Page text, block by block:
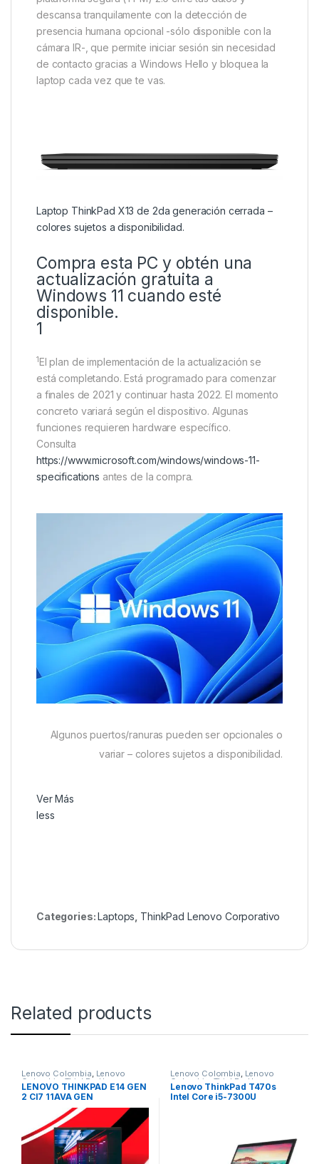
descansa tranquilamente con la detección de
presencia humana opcional -sólo disponible con la
cámara IR-, que permite iniciar sesión sin necesidad
de contacto gracias a Windows Hello y bloquea la
laptop cada vez que te vas.
Laptop ThinkPad X13 de 2da generación cerrada –
colores sujetos a disponibilidad.
Compra esta PC y obtén una
actualización gratuita a
Windows 11 cuando esté
disponible.
1
1El plan de implementación de la actualización se
está completando. Está programado para comenzar
a finales de 2021 y continuar hasta 2022. El momento
concreto variará según el dispositivo. Algunas
funciones requieren hardware específico.
Consulta
https://www.microsoft.com/windows/windows-11-
specifications antes de la compra.
Algunos puertos/ranuras pueden ser opcionales o
variar – colores sujetos a disponibilidad.
Ver Más
less
Categories: Laptops, ThinkPad Lenovo Corporativo
Related products
Lenovo Colombia, Lenovo
Colombia ,ThinkPad Lenovo
Corporativo
LENOVO THINKPAD E14 GEN
2 CI7 11AVA GEN
Lenovo Colombia, Lenovo
Colombia,ThinkPad Lenovo
Corporativo
Lenovo ThinkPad T470s
Intel Core i5-7300U